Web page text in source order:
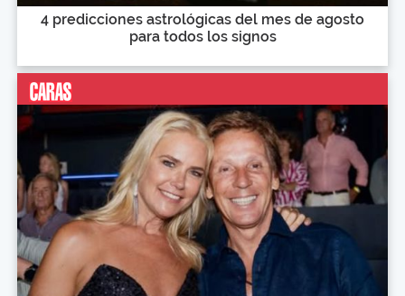
4 predicciones astrológicas del mes de agosto
para todos los signos